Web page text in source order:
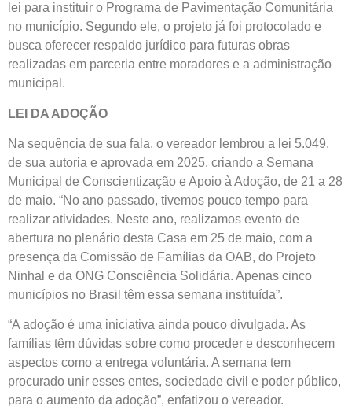
lei para instituir o Programa de Pavimentação Comunitária
no município. Segundo ele, o projeto já foi protocolado e
busca oferecer respaldo jurídico para futuras obras
realizadas em parceria entre moradores e a administração
municipal.
LEI DA ADOÇÃO
Na sequência de sua fala, o vereador lembrou a lei 5.049,
de sua autoria e aprovada em 2025, criando a Semana
Municipal de Conscientização e Apoio à Adoção, de 21 a 28
de maio. “No ano passado, tivemos pouco tempo para
realizar atividades. Neste ano, realizamos evento de
abertura no plenário desta Casa em 25 de maio, com a
presença da Comissão de Famílias da OAB, do Projeto
Ninhal e da ONG Consciência Solidária. Apenas cinco
municípios no Brasil têm essa semana instituída”.
“A adoção é uma iniciativa ainda pouco divulgada. As
famílias têm dúvidas sobre como proceder e desconhecem
aspectos como a entrega voluntária. A semana tem
procurado unir esses entes, sociedade civil e poder público,
para o aumento da adoção”, enfatizou o vereador.